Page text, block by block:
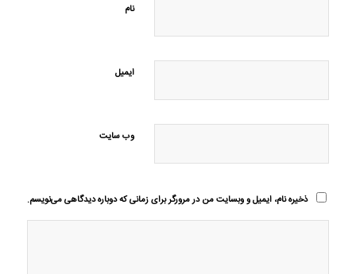
نام
ایمیل
وب‌ سایت
ذخیره نام، ایمیل و وبسایت من در مرورگر برای زمانی که دوباره دیدگاهی می‌نویسم.